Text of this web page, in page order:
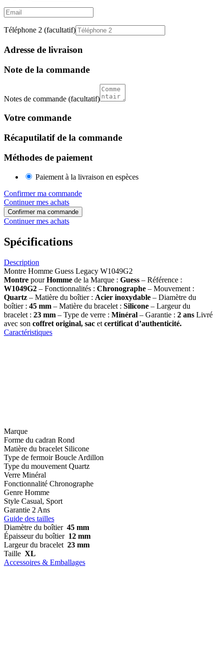
Email
Téléphone 2 (facultatif)
Adresse de livraison
Note de la commande
Notes de commande (facultatif)
Votre commande
Récaputilatif de la commande
Méthodes de paiement
Paiement à la livraison en espèces
Confirmer ma commande
Continuer mes achats
Confirmer ma commande
Continuer mes achats
Spécifications
Description
Montre Homme Guess Legacy W1049G2
Montre pourHomme de la Marque : Guess – Référence :
W1049G2 – Fonctionnalités : Chronographe – Mouvement :
Quartz – Matière du boîtier : Acier inoxydable – Diamètre du
boîtier : 45 mm – Matière du bracelet : Silicone – Largeur du
bracelet : 23 mm – Type de verre : Minéral – Garantie : 2 ans Livré
avec son coffret original, sac et certificat d’authenticité.
Caractéristiques
Marque
Forme du cadran Rond
Matière du bracelet Silicone
Type de fermoir Boucle Ardillon
Type du mouvement Quartz
Verre Minéral
Fonctionnalité Chronographe
Genre Homme
Style Casual, Sport
Garantie 2 Ans
Guide des tailles
Diamètre du boîtier 45 mm
Épaisseur du boîtier 12 mm
Largeur du bracelet 23 mm
Taille XL
Accessoires & Emballages